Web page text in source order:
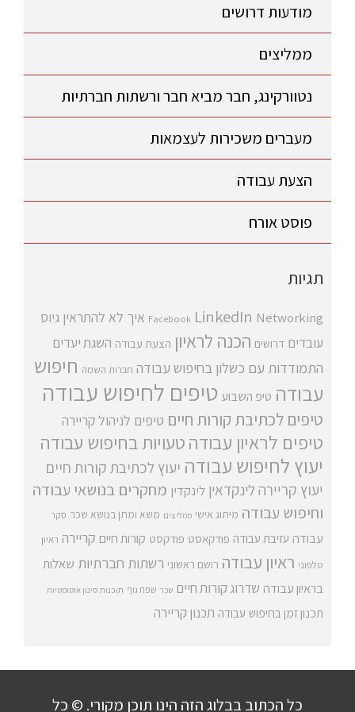
מודעות דרושים
ממליצים
נטוורקינג, חבר מביא חבר ורשתות חברתיות
מעברים משכירות לעצמאות
הצעת עבודה
פוסט אורח
תגיות
Facebook LinkedIn Networking איך לא להתראין גיוס
עובדים דרושים הכנה לראיון הצעת עבודה השגת יעדים
התמודדות עם כשלון בחיפוש עבודה חברות השמה חיפוש
עבודה טיפ השבוע טיפים לחיפוש עבודה
טיפים לכתיבת קורות חיים טיפים לניהול קריירה
טיפים לראיון עבודהטעויות בחיפוש עבודה
יעוץ לחיפוש עבודה יעוץ לכתיבת קורות חיים
יעוץ קריירה לינקדאין לינקדין מחקרים בנושאי עבודה
וחיפוש עבודה מיתוג אישי ממליצים משא ומתן בנושא שכר סקר
עבודה עזיבת עבודה פודקאסט פודקסט קורות חיים קריירה ראיון
טלפוני ראיון עבודה רושם ראשוני רשתות חברתיות שאלות
בראיון עבודה שדרוג קורות חיים שכר שפת גוף תוכנות סינון אוטומטיות
תכנון זמן בחיפוש עבודה תכנון קריירה
כל הכתוב בבלוג הזה הינו תוכן מקורי. © כל